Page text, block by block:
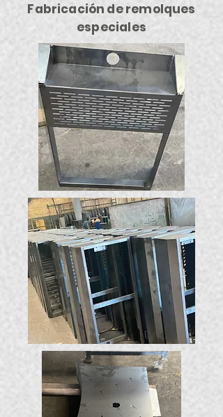
Fabricación de remolques
especiales